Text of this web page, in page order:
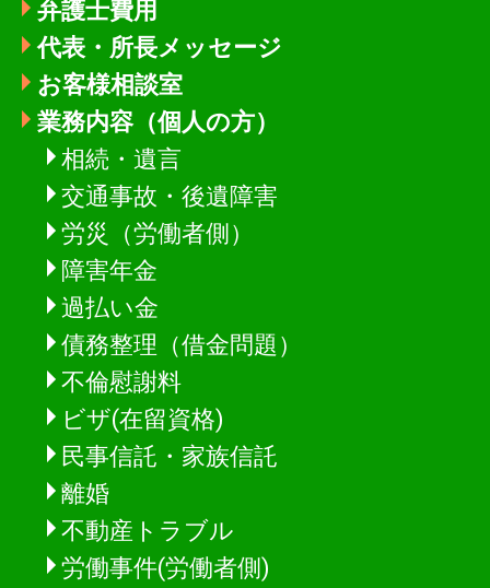
弁護士費用
代表・所長メッセージ
お客様相談室
業務内容（個人の方）
相続・遺言
交通事故・後遺障害
労災（労働者側）
障害年金
過払い金
債務整理（借金問題）
不倫慰謝料
ビザ(在留資格)
民事信託・家族信託
離婚
不動産トラブル
労働事件(労働者側)